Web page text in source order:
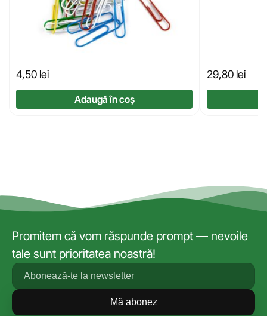
4,50 lei
Adaugă în coș
29,80 lei
Promitem că vom răspunde prompt — nevoile
tale sunt prioritatea noastră!
Mă abonez